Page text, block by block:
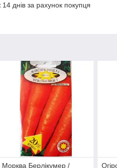
днів за рахунок покупця
Морква Берлікумер /